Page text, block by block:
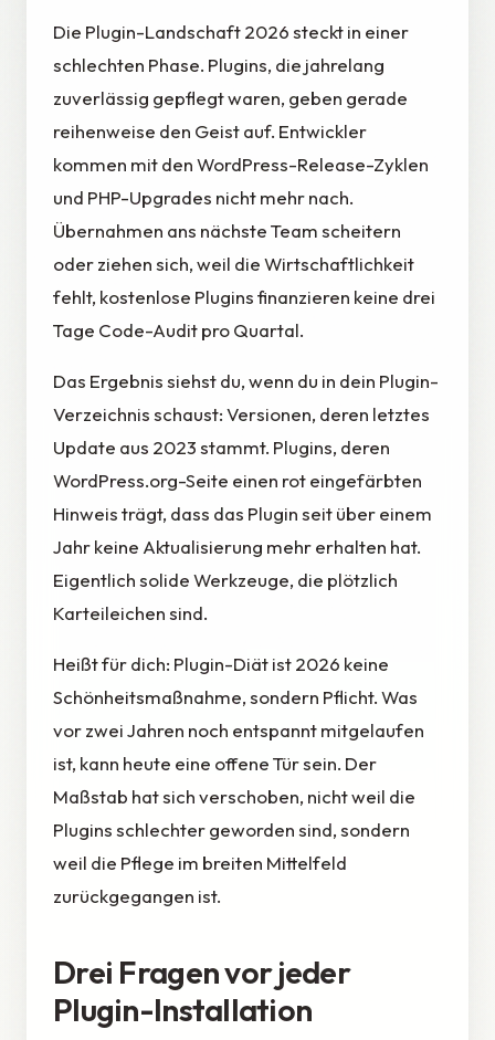
Die Plugin-Landschaft 2026 steckt in einer
schlechten Phase. Plugins, die jahrelang
zuverlässig gepflegt waren, geben gerade
reihenweise den Geist auf. Entwickler
kommen mit den WordPress-Release-Zyklen
und PHP-Upgrades nicht mehr nach.
Übernahmen ans nächste Team scheitern
oder ziehen sich, weil die Wirtschaftlichkeit
fehlt, kostenlose Plugins finanzieren keine drei
Tage Code-Audit pro Quartal.
Das Ergebnis siehst du, wenn du in dein Plugin-
Verzeichnis schaust: Versionen, deren letztes
Update aus 2023 stammt. Plugins, deren
WordPress.org-Seite einen rot eingefärbten
Hinweis trägt, dass das Plugin seit über einem
Jahr keine Aktualisierung mehr erhalten hat.
Eigentlich solide Werkzeuge, die plötzlich
Karteileichen sind.
Heißt für dich: Plugin-Diät ist 2026 keine
Schönheitsmaßnahme, sondern Pflicht. Was
vor zwei Jahren noch entspannt mitgelaufen
ist, kann heute eine offene Tür sein. Der
Maßstab hat sich verschoben, nicht weil die
Plugins schlechter geworden sind, sondern
weil die Pflege im breiten Mittelfeld
zurückgegangen ist.
Drei Fragen vor jeder
Plugin-Installation